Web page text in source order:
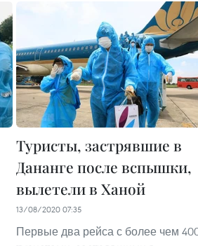
Туристы, застрявшие в
Дананге после вспышки,
вылетели в Ханой
13/08/2020 07:35
Первые два рейса с более чем